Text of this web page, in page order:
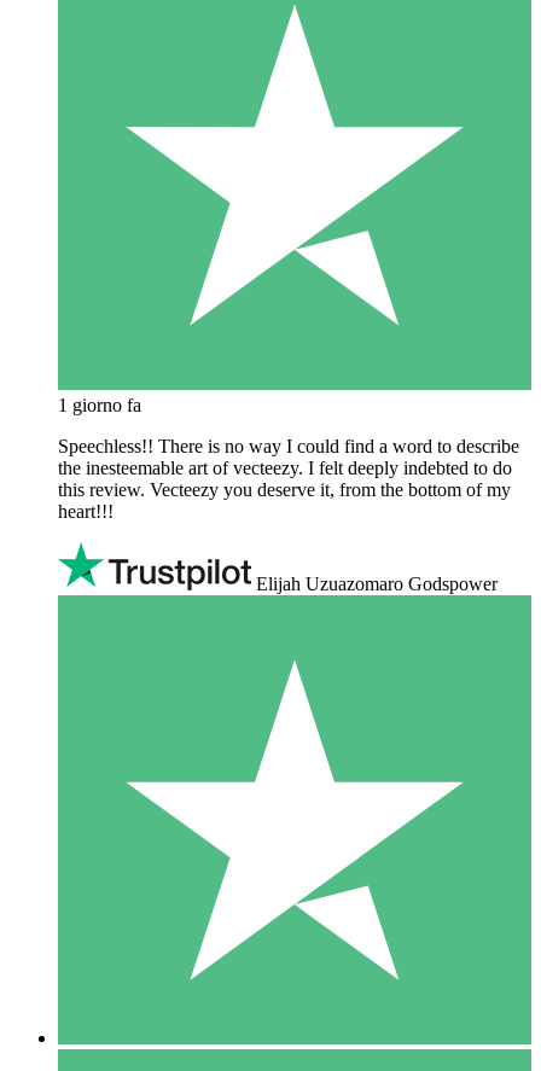
1 giorno fa
Speechless!! There is no way I could find a word to describe
the inesteemable art of vecteezy. I felt deeply indebted to do
this review. Vecteezy you deserve it, from the bottom of my
heart!!!
Elijah Uzuazomaro Godspower